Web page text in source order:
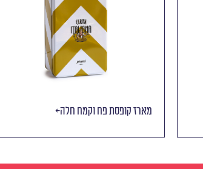
מארז קופסת פח וקמח חלה